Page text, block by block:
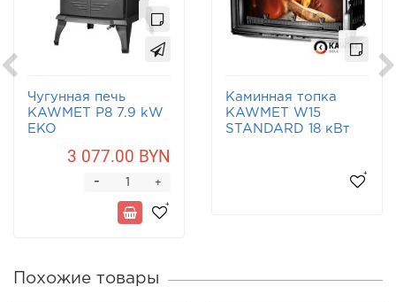
Чугунная печь
KAWMET P8 7.9 kW
EKO
3 077.00 BYN
+
-
Каминная топка
KAWMET W15
STANDARD 18 кВт
Похожие товары